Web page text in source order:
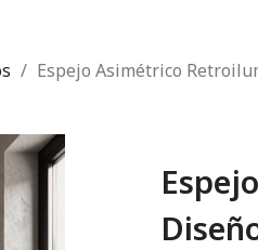
Espejo Asimétrico